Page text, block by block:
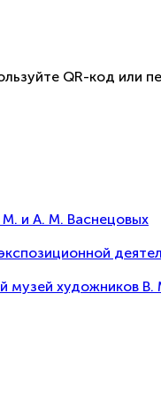
QR-код или
и А. М. Васнецовых
художников В.